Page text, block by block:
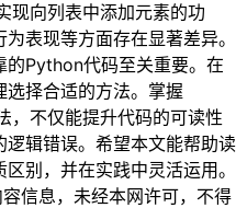
向列表中添加元素的功
表现等方面存在显著差异。
的Python代码至关重要。在
择合适的方法。掌握
不仅能提升代码的可读性
辑错误。希望本文能帮助读
别，并在实践中灵活运用。
容信息，未经本网许可，不得